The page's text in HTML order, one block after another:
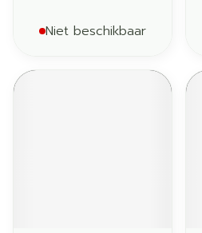
Niet beschikbaar